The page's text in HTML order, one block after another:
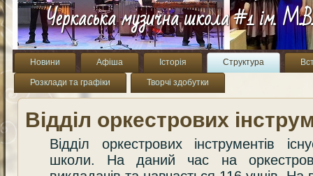
Черкаська музична школа #1 ім.
Новини Афіша Історія Структура
Розклади та графіки Творчі здобутки
Відділ оркестрових
Відділ оркестрових інструментів
школи. На даний час на